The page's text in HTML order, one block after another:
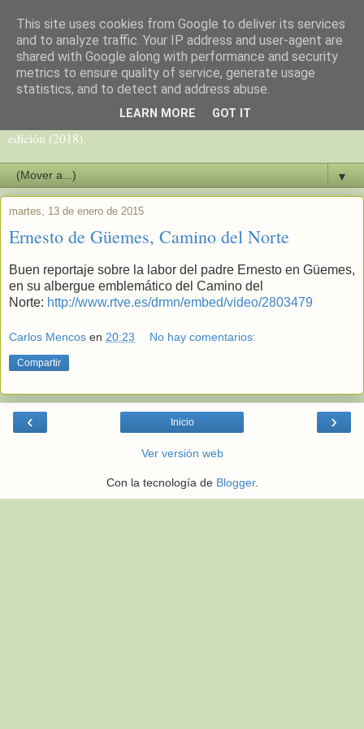
Camino del Norte
Blog sobre el Camino de Santiago del Norte de Carlos Mencos,
(Camino de la Costa y Camino Primitivo) que va por su 10ª
edición (2018).
▼
martes, 13 de enero de 2015
Ernesto de Güemes, Camino del Norte
Buen reportaje sobre la labor del padre Ernesto en Güemes,
en su albergue emblemático del Camino del
Norte: http://www.rtve.es/drmn/embed/video/2803479
Carlos Mencos en 20:23 No hay comentarios:
Compartir
‹ ›
Inicio
Ver versión web
Con la tecnología de Blogger.
This site uses cookies from Google to deliver its services
and to analyze traffic. Your IP address and user-agent are
shared with Google along with performance and security
metrics to ensure quality of service, generate usage
statistics, and to detect and address abuse.
LEARN MORE GOT IT